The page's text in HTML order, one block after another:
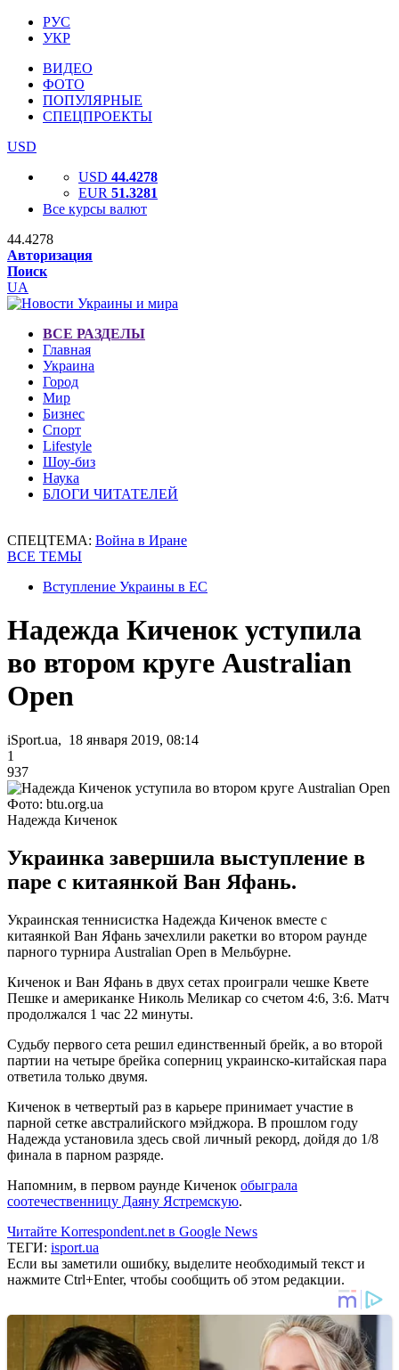
РУС
УКР
ВИДЕО
ФОТО
ПОПУЛЯРНЫЕ
СПЕЦПРОЕКТЫ
USD
USD 44.4278
EUR 51.3281
Все курсы валют
44.4278
Авторизация
Поиск
UA
ВСЕ РАЗДЕЛЫ
Главная
Украина
Город
Мир
Бизнес
Спорт
Lifestyle
Шоу-биз
Наука
БЛОГИ ЧИТАТЕЛЕЙ
СПЕЦТЕМА: Война в Иране
ВСЕ ТЕМЫ
Вступление Украины в ЕС
Надежда Киченок уступила
во втором круге Australian
Open
iSport.ua, 18 января 2019, 08:14
1
937
Фото: btu.org.ua
Надежда Киченок
Украинка завершила выступление в
паре с китаянкой Ван Яфань.
Украинская теннисистка Надежда Киченок вместе с
китаянкой Ван Яфань зачехлили ракетки во втором раунде
парного турнира Australian Open в Мельбурне.
Киченок и Ван Яфань в двух сетах проиграли чешке Квете
Пешке и американке Николь Меликар со счетом 4:6, 3:6. Матч
продолжался 1 час 22 минуты.
Судьбу первого сета решил единственный брейк, а во второй
партии на четыре брейка соперниц украинско-китайская пара
ответила только двумя.
Киченок в четвертый раз в карьере принимает участие в
парной сетке австралийского мэйджора. В прошлом году
Надежда установила здесь свой личный рекорд, дойдя до 1/8
финала в парном разряде.
Напомним, в первом раунде Киченок обыграла
соотечественницу Даяну Ястремскую.
Читайте Korrespondent.net в Google News
ТЕГИ: isport.ua
Если вы заметили ошибку, выделите необходимый текст и
нажмите Ctrl+Enter, чтобы сообщить об этом редакции.